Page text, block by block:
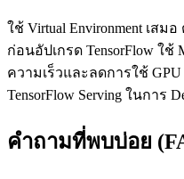
ใช้ Virtual Environment เสม
ก่อนอัปเกรด TensorFlow ใช้
ความเร็วและลดการใช้ GPU
TensorFlow Serving ในการ
คำถามที่พบบ่อย